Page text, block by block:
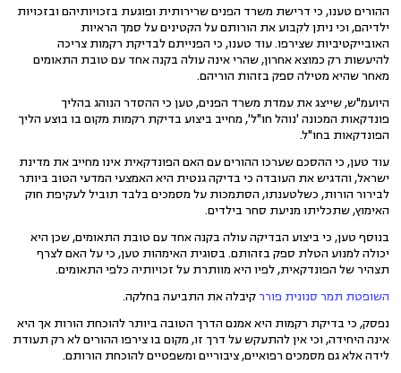
ההורים טענו, כי דרישת משרד הפנים שרירותית ופוגעת בזכויותיהם ובזכויות
ילדיהם, וכי ניתן לקבוע את הורותם על הקטינים על סמך הראיות
האובייקטיביות שצירפו. עוד טענו, כי הפנייתם לבדיקת רקמות צריכה
להיעשות רק כמוצא אחרון, שהרי אינה עולה בקנה אחד עם טובת התאומים
מאחר שהיא מטילה ספק בזהות הוריהם.
היועמ"ש, שייצג את עמדת משרד הפנים, טען כי ההסדר הנוהג בהליך
פונדקאות המכונה 'נוהל חו"ל', מחייב ביצוע בדיקת רקמות מקום בו בוצע הליך
הפונדקאות בחו"ל.
עוד טען, כי ההסכם שערכו ההורים עם האם הפונדקאית אינו מחייב את מדינת
ישראל, והדגיש את העובדה כי בדיקה גנטית היא האמצעי המדעי הטוב ביותר
לבירור הורות, כשלטענתו, הסתמכות על מסמכים בלבד תוביל לעקיפת חוק
האימוץ, שתכליתו מניעת סחר בילדים.
בנוסף טען, כי ביצוע הבדיקה עולה בקנה אחד עם טובת התאומים, שכן היא
יכולה למנוע הטלת ספק בזהותם. בסוגית האימהות טען, כי על האם לצרף
תצהיר של הפונדקאית, לפיו היא מוותרת על זכויותיה כלפי התאומים.
השופטת תמר סנונית פוררקיבלה את התביעה בחלקה.
נפסק, כי בדיקת רקמות היא אמנם הדרך הטובה ביותר להוכחת הורות אך היא
אינה היחידה, וכי אין להתעקש על דרך זו, מקום בו צירפו ההורים לא רק תעודת
לידה אלא גם מסמכים רפואיים, ציבוריים ומשפטיים להוכחת הורותם.